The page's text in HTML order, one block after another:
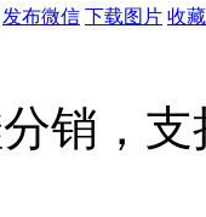
发布微信 下载图片 收
销，